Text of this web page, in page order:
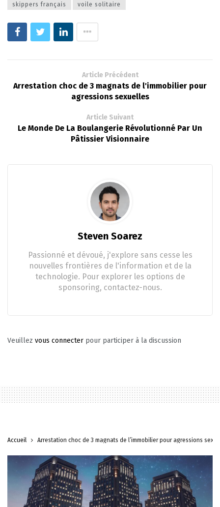
skippers français
voile solitaire
Article Précédent
Arrestation choc de 3 magnats de l'immobilier pour
agressions sexuelles
Article Suivant
Le Monde De La Boulangerie Révolutionné Par Un
Pâtissier Visionnaire
Steven Soarez
Passionné et dévoué, j'explore sans cesse les
nouvelles frontières de l'information et de la
technologie. Pour explorer les options de
sponsoring, contactez-nous.
Veuillez vous connecter pour participer à la discussion
Accueil Arrestation choc de 3 magnats de l’immobilier pour agressions